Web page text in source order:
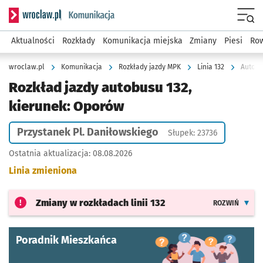
Serwis informacyjny wroclaw.pl podserwis: Komunikacja
Aktualności Rozkłady Komunikacja miejska Zmiany Piesi
wroclaw.pl Komunikacja Rozkłady jazdy MPK Linia 132
Rozkład jazdy autobusu 132,
kierunek: Oporów
Przystanek Pl. Daniłowskiego Słupek: 23736
Ostatnia aktualizacja: 08.08.2026
Linia zmieniona
Zmiany w rozkładach linii 132 ROZWIŃ
Poradnik Mieszkańca